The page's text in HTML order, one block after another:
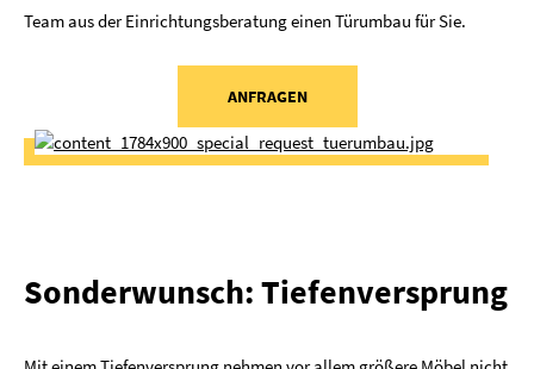
Team aus der Einrichtungsberatung einen Türumbau für Sie.
ANFRAGEN
Sonderwunsch: Tiefenversprung